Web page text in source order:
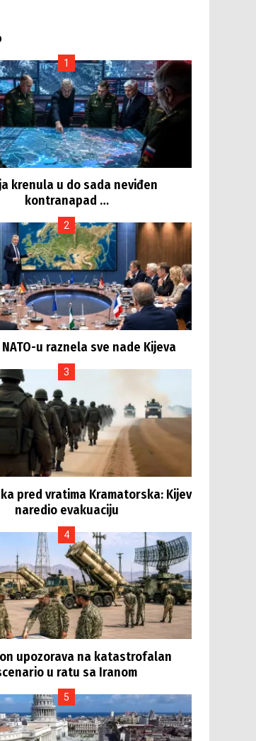
krenula u do sada neviđen
kontranapad …
u raznela sve nade Kijeva
pred vratima Kramatorska: Kijev
naredio evakuaciju
upozorava na katastrofalan
u ratu sa Iranom